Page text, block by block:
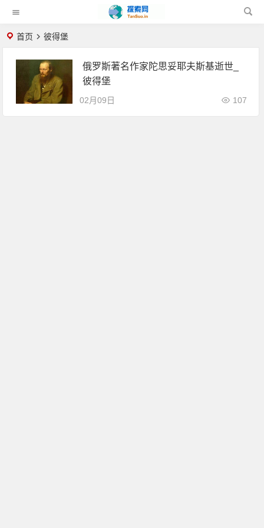
首页 彼得堡
俄罗斯著名作家陀思妥耶夫斯基逝世_
彼得堡
02月09日 107